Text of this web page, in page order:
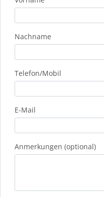
Nachname
Telefon/Mobil
E-Mail
Anmerkungen (optional)